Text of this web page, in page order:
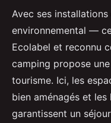
Avec ses
environnemental —
Ecolabel et reconnu
camping propose
tourisme. Ici, les
bien aménagés et
garantissent un